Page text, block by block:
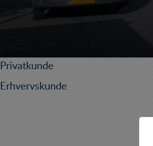
Privatkunde
Erhvervskunde